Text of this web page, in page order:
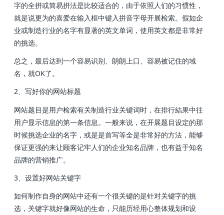
字的全拼或简易拼法是比较适合的，由于依照人们的习惯性，
就是说更为的喜爱在输入框中键入拼音字母开展检索。假如企
业或制造行业的名字有显著的英文单词，使用英文都是非常好
的挑选。
总之，最后达到一个容易识别、朗朗上口、容易被记住的域
名，就OK了。
2、写好你的网站标题
网站题目是用户检索有关制造行业关键词时，在排行結果中往
用户显示信息的第一条信息。一般来说，在开展题目设定的那
时候挑选企业的名字，或是是首写等全是非常好的方法，能够
保证更强的来让顾客记牢人们的企业知名品牌，也有益于知名
品牌的营销推广。
3、设置好网站关键字
如何制作自身的网站中还有一个很关键的是针对关键字的挑
选，关键字就好像网站的生命，只能历经用心整体规划和设